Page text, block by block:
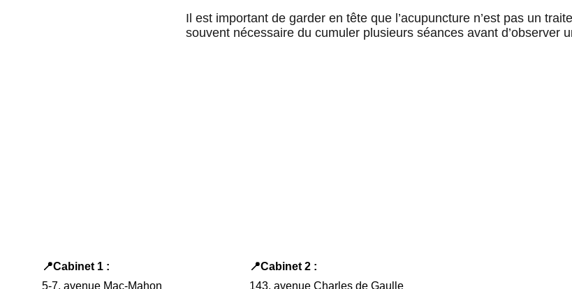
Il est important de garder en tête que l’acupuncture n’est pas un
souvent nécessaire du cumuler plusieurs séances avant d’observer
📍Cabinet 1 :
5-7, avenue Mac-Mahon
📍Cabinet 2 :
143, avenue Charles de Gaulle